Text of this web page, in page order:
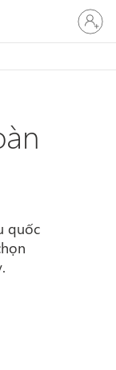
Đăng
nhập
tài
của
quốc